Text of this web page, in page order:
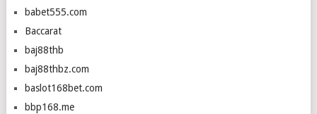
babet555.com
Baccarat
baj88thb
baj88thbz.com
baslot168bet.com
bbp168.me